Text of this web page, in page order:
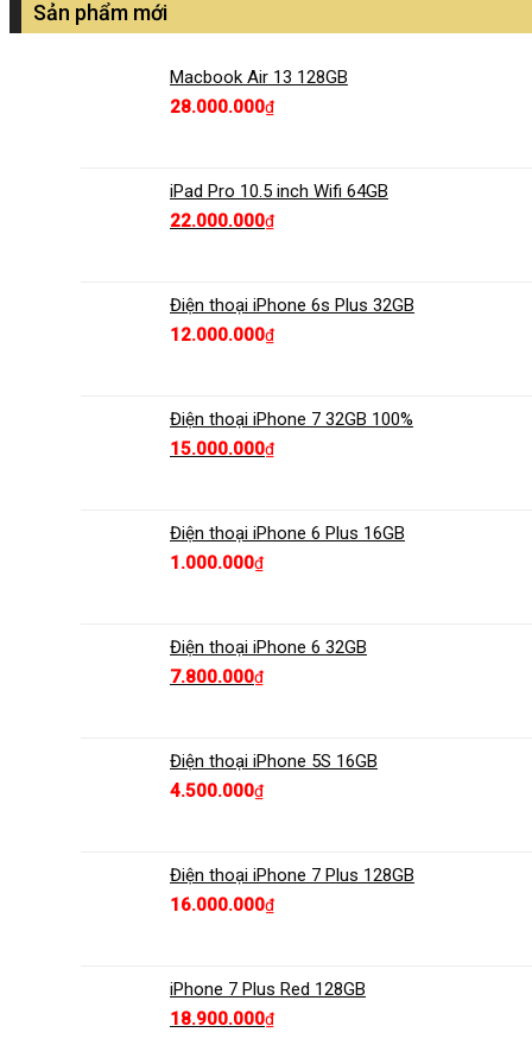
Sản phẩm mới
Macbook Air 13 128GB
28.000.000₫
iPad Pro 10.5 inch Wifi 64GB
22.000.000₫
Điện thoại iPhone 6s Plus 32GB
12.000.000₫
Điện thoại iPhone 7 32GB 100%
15.000.000₫
Điện thoại iPhone 6 Plus 16GB
1.000.000₫
Điện thoại iPhone 6 32GB
7.800.000₫
Điện thoại iPhone 5S 16GB
4.500.000₫
Điện thoại iPhone 7 Plus 128GB
16.000.000₫
iPhone 7 Plus Red 128GB
18.900.000₫